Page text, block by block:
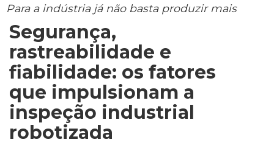
Para a indústria já não basta produzir mais
Segurança,
rastreabilidade e
fiabilidade: os fatores
que impulsionam a
inspeção industrial
robotizada